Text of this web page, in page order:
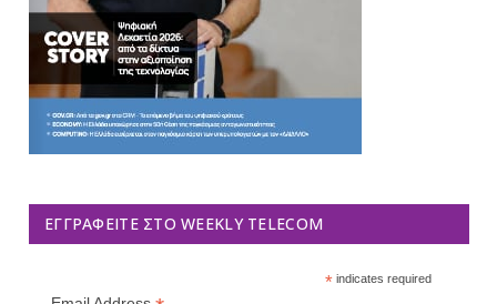
ΕΓΓΡΑΦΕΊΤΕ ΣΤΟ WEEKLY TELECOM
*indicates required